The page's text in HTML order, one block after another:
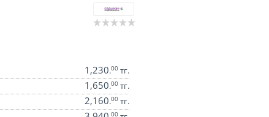
1,230.00тг.
1,650.00тг.
2,160.00тг.
00